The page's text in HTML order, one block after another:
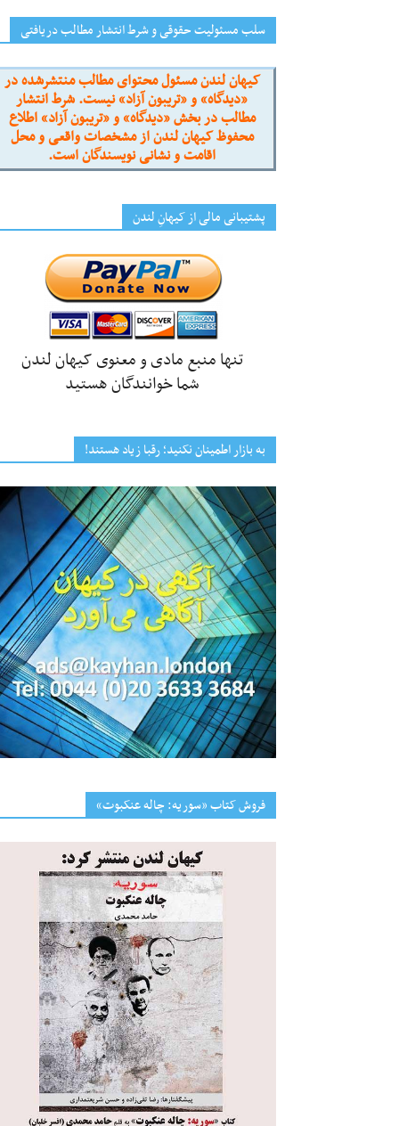
سلب مسئولیت حقوقی و شرط انتشار مطالب دریافتی
کیهان لندن مسئول محتوای مطالب منتشرشده در
«دیدگاه» و «تریبون آزاد» نیست. شرط انتشار
مطالب در بخش «دیدگاه» و «تریبون آزاد» اطلاع
محفوظ کیهان لندن از مشخصات واقعی و محل
اقامت و نشانی نویسندگان است.
پشتیبانی مالی از کیهانِ لندن
تنها منبع مادی و معنوی کیهان لندن
شما خوانندگان هستید
به بازار اطمینان نکنید؛ رقبا زیاد هستند!
فروش کتاب «سوریه: چاله عنکبوت»